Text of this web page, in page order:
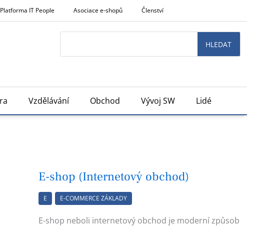
Platforma IT People Asociace e-shopů Členství
HLEDAT
Vzdělávání Obchod Vývoj SW Lidé
E-shop (Internetový obchod)
E E-COMMERCE ZÁKLADY
E-shop neboli internetový obchod je moderní způsob